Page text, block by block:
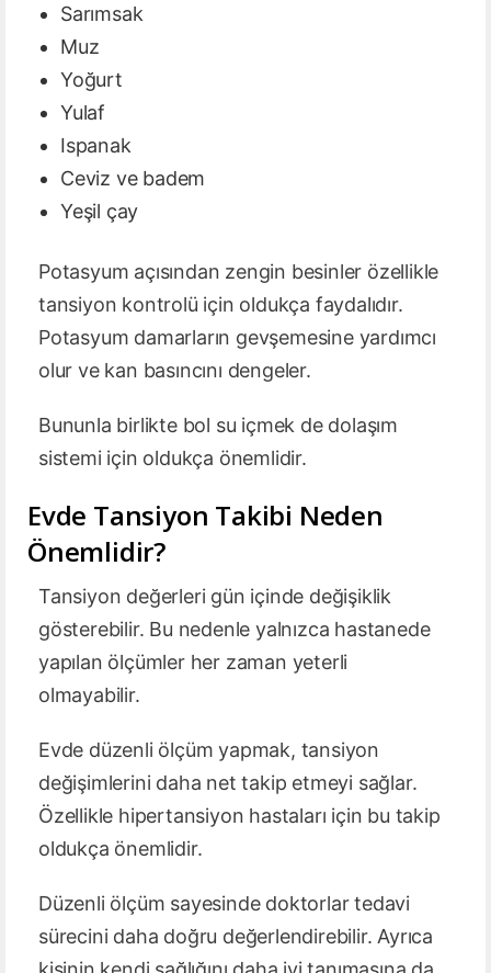
Sarımsak
Muz
Yoğurt
Yulaf
Ispanak
Ceviz ve badem
Yeşil çay
Potasyum açısından zengin besinler özellikle
tansiyon kontrolü için oldukça faydalıdır.
Potasyum damarların gevşemesine yardımcı
olur ve kan basıncını dengeler.
Bununla birlikte bol su içmek de dolaşım
sistemi için oldukça önemlidir.
Evde Tansiyon Takibi Neden
Önemlidir?
Tansiyon değerleri gün içinde değişiklik
gösterebilir. Bu nedenle yalnızca hastanede
yapılan ölçümler her zaman yeterli
olmayabilir.
Evde düzenli ölçüm yapmak, tansiyon
değişimlerini daha net takip etmeyi sağlar.
Özellikle hipertansiyon hastaları için bu takip
oldukça önemlidir.
Düzenli ölçüm sayesinde doktorlar tedavi
sürecini daha doğru değerlendirebilir. Ayrıca